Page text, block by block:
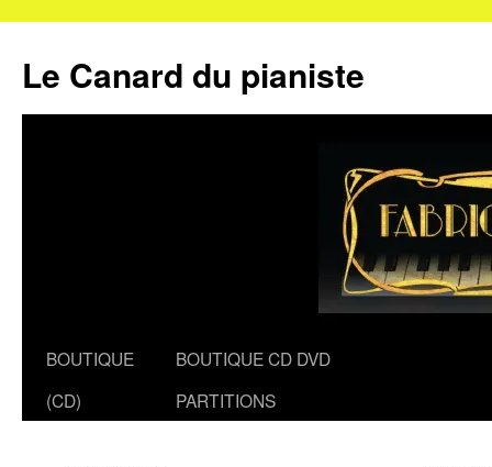
Le Canard du pianiste
Aller
BOUTIQUE
(CD)
BOUTIQUE CD DVD
PARTITIONS